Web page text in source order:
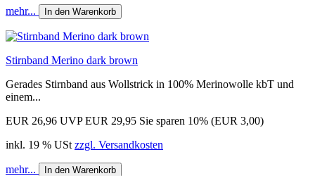
mehr... In den Warenkorb
Stirnband Merino dark brown
Gerades Stirnband aus Wollstrick in 100% Merinowolle kbT und
einem...
EUR 26,96 UVP EUR 29,95 Sie sparen 10% (EUR 3,00)
inkl. 19 % USt zzgl. Versandkosten
mehr... In den Warenkorb